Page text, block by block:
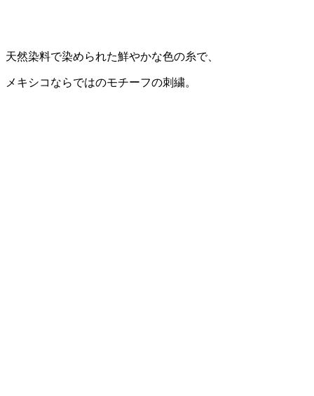
天然染料で染められた鮮やかな色の糸で、
メキシコならではのモチーフの刺繍。